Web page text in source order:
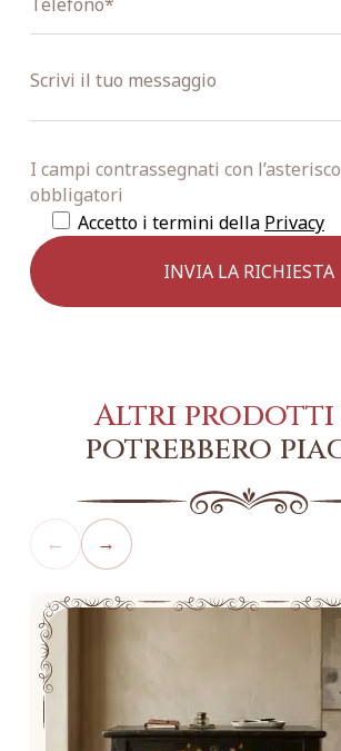
I campi contrassegnati con
obbligatori
Accetto i termini della Privacy
Altri prodotti
potrebbero
← →